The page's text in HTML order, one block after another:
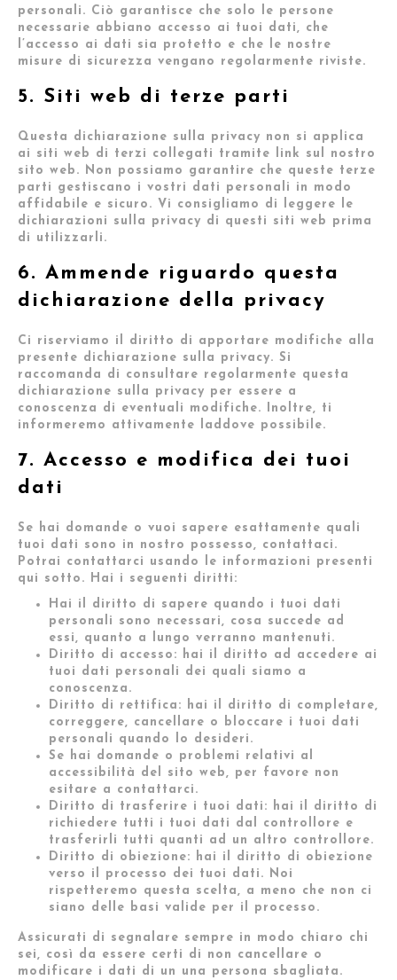
personali. Ciò garantisce che solo le persone
necessarie abbiano accesso ai tuoi dati, che
l’accesso ai dati sia protetto e che le nostre
misure di sicurezza vengano regolarmente riviste.
5. Siti web di terze parti
Questa dichiarazione sulla privacy non si applica
ai siti web di terzi collegati tramite link sul nostro
sito web. Non possiamo garantire che queste terze
parti gestiscano i vostri dati personali in modo
affidabile e sicuro. Vi consigliamo di leggere le
dichiarazioni sulla privacy di questi siti web prima
di utilizzarli.
6. Ammende riguardo questa
dichiarazione della privacy
Ci riserviamo il diritto di apportare modifiche alla
presente dichiarazione sulla privacy. Si
raccomanda di consultare regolarmente questa
dichiarazione sulla privacy per essere a
conoscenza di eventuali modifiche. Inoltre, ti
informeremo attivamente laddove possibile.
7. Accesso e modifica dei tuoi
dati
Se hai domande o vuoi sapere esattamente quali
tuoi dati sono in nostro possesso, contattaci.
Potrai contattarci usando le informazioni presenti
qui sotto. Hai i seguenti diritti:
Hai il diritto di sapere quando i tuoi dati
personali sono necessari, cosa succede ad
essi, quanto a lungo verranno mantenuti.
Diritto di accesso: hai il diritto ad accedere ai
tuoi dati personali dei quali siamo a
conoscenza.
Diritto di rettifica: hai il diritto di completare,
correggere, cancellare o bloccare i tuoi dati
personali quando lo desideri.
Se hai domande o problemi relativi al
accessibilità del sito web, per favore non
esitare a contattarci.
Diritto di trasferire i tuoi dati: hai il diritto di
richiedere tutti i tuoi dati dal controllore e
trasferirli tutti quanti ad un altro controllore.
Diritto di obiezione: hai il diritto di obiezione
verso il processo dei tuoi dati. Noi
rispetteremo questa scelta, a meno che non ci
siano delle basi valide per il processo.
Assicurati di segnalare sempre in modo chiaro chi
sei, così da essere certi di non cancellare o
modificare i dati di un una persona sbagliata.